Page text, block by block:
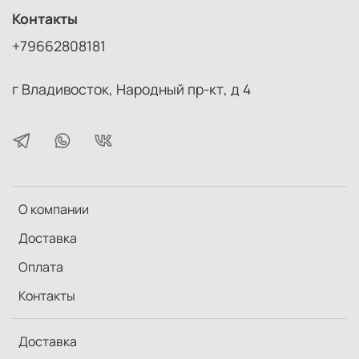
пластик, армированный стекловолокном.
Поворотно-выдвижные резиновые наглазники с
Резиновое покрытие.
О компании
Доставка
Оплата
Контакты
Доставка
Контакты
+79662808181
г Владивосток, Народный пр-кт, д 4